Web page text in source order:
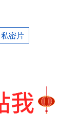
私密片